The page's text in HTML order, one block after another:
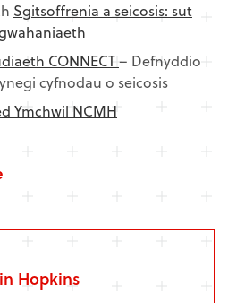
Sgitsoffrenia a seicosis: sut
CONNECT– Defnyddio
cyfnodau o seicosis
Ymchwil NCMH
Hopkins